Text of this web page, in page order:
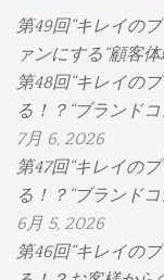
第49回“キレイの
ァンにする“顧客
第48回“キレイの
る！？“ブランド
7月 6, 2026
第47回“キレイの
る！？“ブランド
6月 5, 2026
第46回“キレイの